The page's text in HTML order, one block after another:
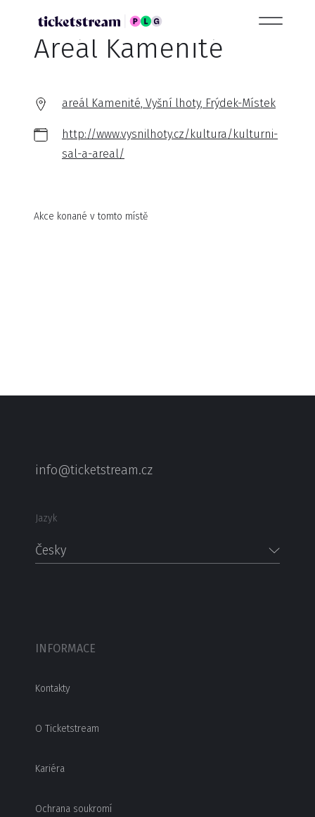
Areál Kamenité
areál Kamenité, Vyšní lhoty, Frýdek-Místek
http://www.vysnilhoty.cz/kultura/kulturni-
sal-a-areal/
Akce konané v tomto místě
info@ticketstream.cz
Jazyk
Česky
INFORMACE
Kontakty
O Ticketstream
Kariéra
Ochrana soukromí